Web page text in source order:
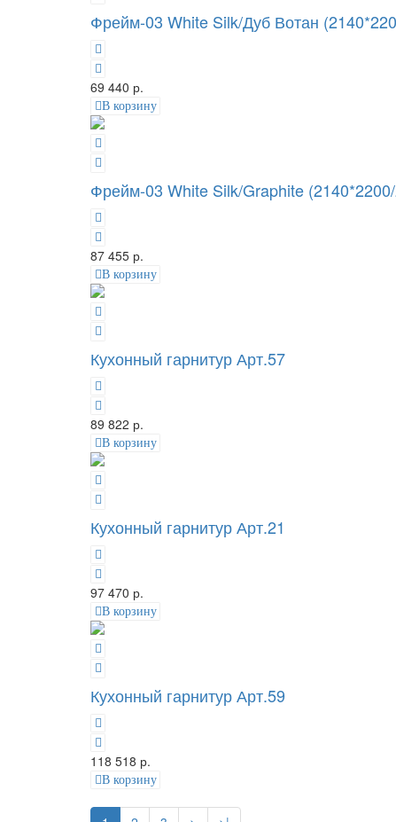
Фрейм-03 White Silk/Дуб Вотан
69 440 р.
В корзину
Фрейм-03 White Silk/Graphite
87 455 р.
В корзину
Кухонный гарнитур Арт.57
89 822 р.
В корзину
Кухонный гарнитур Арт.21
97 470 р.
В корзину
Кухонный гарнитур Арт.59
118 518 р.
В корзину